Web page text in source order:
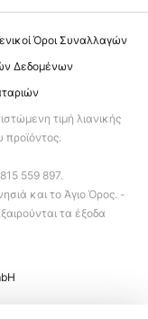
Όροι Συναλλαγών
Δεδομένων
τιμή λιανικής
559 897.
και το Άγιο Όρος. -
τα έξοδα